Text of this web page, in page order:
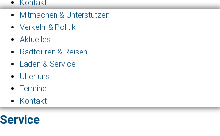
Kontakt
Mitmachen & Unterstützen
Verkehr & Politik
Aktuelles
Radtouren & Reisen
Laden & Service
Über uns
Termine
Kontakt
Service